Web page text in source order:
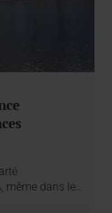
même dans le…